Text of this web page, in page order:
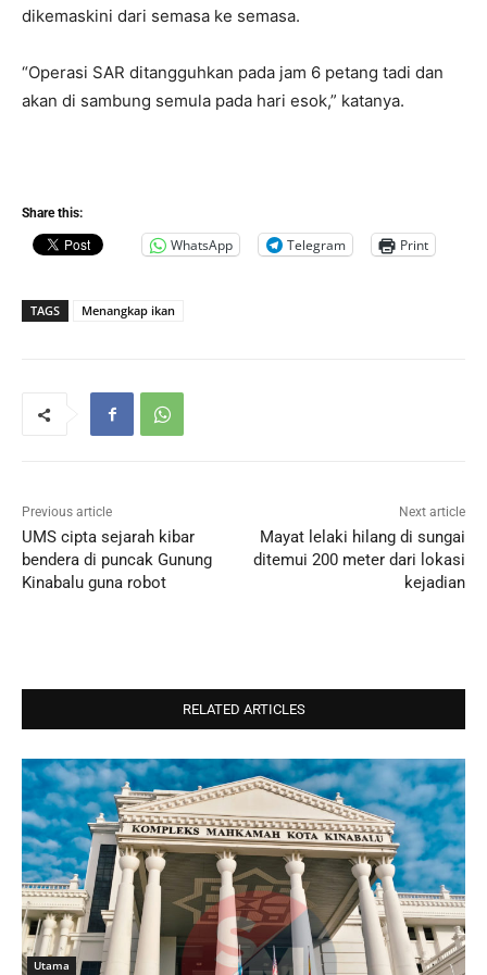
dikemaskini dari semasa ke semasa.
“Operasi SAR ditangguhkan pada jam 6 petang tadi dan
akan di sambung semula pada hari esok,” katanya.
Share this:
WhatsApp Telegram Print
TAGS Menangkap ikan
Previous article
UMS cipta sejarah kibar
bendera di puncak Gunung
Kinabalu guna robot
Next article
Mayat lelaki hilang di sungai
ditemui 200 meter dari lokasi
kejadian
RELATED ARTICLES
Utama